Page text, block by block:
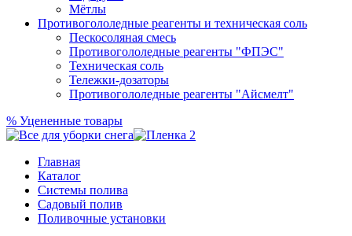
Мётлы
Противогололедные реагенты и техническая соль
Пескосоляная смесь
Противогололедные реагенты "ФПЭС"
Техническая соль
Тележки-дозаторы
Противогололедные реагенты "Айсмелт"
% Уцененные товары
Главная
Каталог
Системы полива
Садовый полив
Поливочные установки